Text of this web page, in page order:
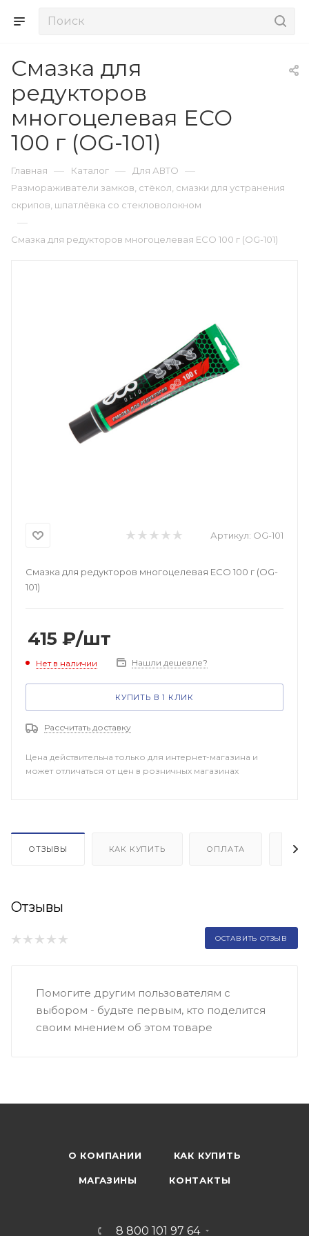
Смазка для
редукторов
многоцелевая ECO
100 г (OG-101)
Главная — Каталог — Для АВТО —
Размораживатели замков, стёкол, смазки для устранения
скрипов, шпатлёвка со стекловолокном
—
Смазка для редукторов многоцелевая ECO 100 г (OG-101)
Артикул: OG-101
Смазка для редукторов многоцелевая ECO 100 г (OG-
101)
415 ₽/шт
Нет в наличии Нашли дешевле?
КУПИТЬ В 1 КЛИК
Рассчитать доставку
Цена действительна только для интернет-магазина и
может отличаться от цен в розничных магазинах
ОТЗЫВЫ КАК КУПИТЬ ОПЛАТА
Отзывы
ОСТАВИТЬ ОТЗЫВ
Помогите другим пользователям с
выбором - будьте первым, кто поделится
своим мнением об этом товаре
О КОМПАНИИ КАК КУПИТЬ
МАГАЗИНЫ КОНТАКТЫ
8 800 101 97 64